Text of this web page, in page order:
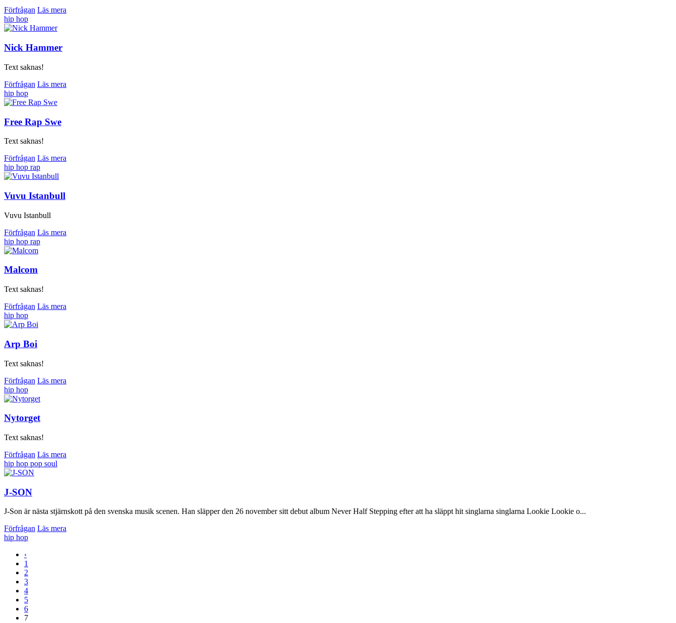
Förfrågan Läs mera
hip hop
Nick Hammer
Text saknas!
Förfrågan Läs mera
hip hop
Free Rap Swe
Text saknas!
Förfrågan Läs mera
hip hop rap
Vuvu Istanbull
Vuvu Istanbull
Förfrågan Läs mera
hip hop rap
Malcom
Text saknas!
Förfrågan Läs mera
hip hop
Arp Boi
Text saknas!
Förfrågan Läs mera
hip hop
Nytorget
Text saknas!
Förfrågan Läs mera
hip hop pop soul
J-SON
J-Son är nästa stjärnskott på den svenska musik scenen. Han släpper den 26 november sitt debut album Never Half Stepping efter att ha släppt hit singlarna singlarna Lookie Lookie o...
Förfrågan Läs mera
hip hop
‹
1
2
3
4
5
6
7